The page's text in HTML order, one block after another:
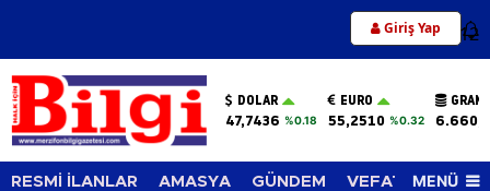
Giriş Yap 12
DOLAR
47,7436 %0.18
EURO
55,2510 %0.32
RESMİ İLANLAR AMASYA GÜNDEM VEFAT EDENLER
MENÜ